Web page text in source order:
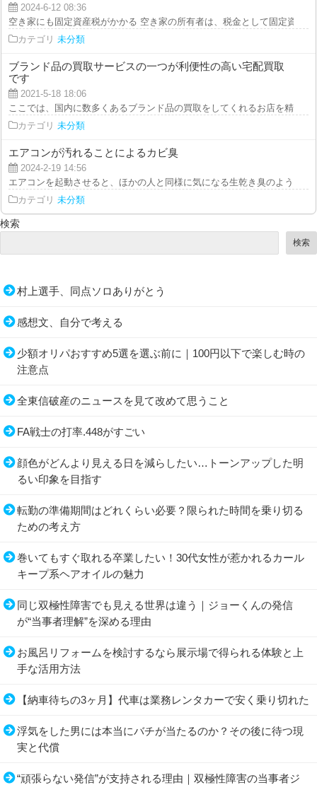
2024-6-12 08:36
空き家にも固定資産税がかかる 空き家の所有者は、税金として固定資産
カテゴリ 未分類
ブランド品の買取サービスの一つが利便性の高い宅配買取
です
2021-5-18 18:06
ここでは、国内に数多くあるブランド品の買取をしてくれるお店を精査し
カテゴリ 未分類
エアコンが汚れることによるカビ臭
2024-2-19 14:56
エアコンを起動させると、ほかの人と同様に気になる生乾き臭のような嫌
カテゴリ 未分類
検索
検索
村上選手、同点ソロありがとう
感想文、自分で考える
少額オリパおすすめ5選を選ぶ前に｜100円以下で楽しむ時の
注意点
全東信破産のニュースを見て改めて思うこと
FA戦士の打率.448がすごい
顔色がどんより見える日を減らしたい…トーンアップした明
るい印象を目指す
転勤の準備期間はどれくらい必要？限られた時間を乗り切る
ための考え方
巻いてもすぐ取れる卒業したい！30代女性が惹かれるカール
キープ系ヘアオイルの魅力
同じ双極性障害でも見える世界は違う｜ジョーくんの発信
が“当事者理解”を深める理由
お風呂リフォームを検討するなら展示場で得られる体験と上
手な活用方法
【納車待ちの3ヶ月】代車は業務レンタカーで安く乗り切れた
浮気をした男には本当にバチが当たるのか？その後に待つ現
実と代償
“頑張らない発信”が支持される理由｜双極性障害の当事者ジ